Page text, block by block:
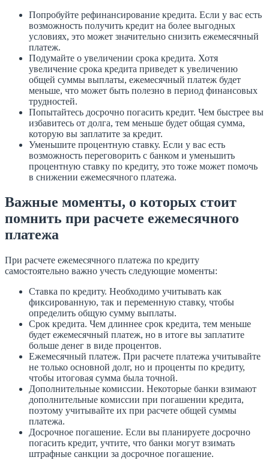
Попробуйте рефинансирование кредита. Если у вас есть
возможность получить кредит на более выгодных
условиях, это может значительно снизить ежемесячный
платеж.
Подумайте о увеличении срока кредита. Хотя
увеличение срока кредита приведет к увеличению
общей суммы выплаты, ежемесячный платеж будет
меньше, что может быть полезно в период финансовых
трудностей.
Попытайтесь досрочно погасить кредит. Чем быстрее вы
избавитесь от долга, тем меньше будет общая сумма,
которую вы заплатите за кредит.
Уменьшите процентную ставку. Если у вас есть
возможность переговорить с банком и уменьшить
процентную ставку по кредиту, это тоже может помочь
в снижении ежемесячного платежа.
Важные моменты, о которых стоит
помнить при расчете ежемесячного
платежа
При расчете ежемесячного платежа по кредиту
самостоятельно важно учесть следующие моменты:
Ставка по кредиту. Необходимо учитывать как
фиксированную, так и переменную ставку, чтобы
определить общую сумму выплаты.
Срок кредита. Чем длиннее срок кредита, тем меньше
будет ежемесячный платеж, но в итоге вы заплатите
больше денег в виде процентов.
Ежемесячный платеж. При расчете платежа учитывайте
не только основной долг, но и проценты по кредиту,
чтобы итоговая сумма была точной.
Дополнительные комиссии. Некоторые банки взимают
дополнительные комиссии при погашении кредита,
поэтому учитывайте их при расчете общей суммы
платежа.
Досрочное погашение. Если вы планируете досрочно
погасить кредит, учтите, что банки могут взимать
штрафные санкции за досрочное погашение.